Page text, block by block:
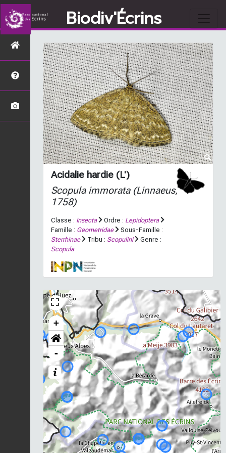
Biodiv'Écrins
Acidalie hardie (L')
Scopula immorata(Linnaeus,
1758)
Classe : Insecta Ordre : Lepidoptera
Famille : Geometridae
Sous-Famille :
Sterrhinae
Tribu : Scopulini
Genre :
Scopula
+
-